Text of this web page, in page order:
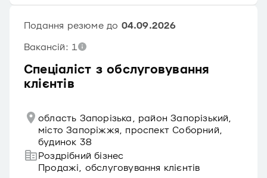
Спеціаліст з обслуговування
клієнтів
Подання резюме до 04.09.2026
Вакансій: 1
область Запорізька, район Запорізький,
місто Запоріжжя, проспект Соборний,
будинок 38
Роздрібний бізнес
Продажі, обслуговування клієнтів